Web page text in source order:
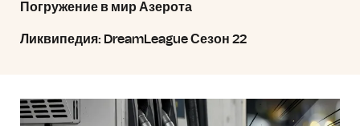
Погружение в мир Азерота
Ликвипедия: DreamLeague Сезон 22